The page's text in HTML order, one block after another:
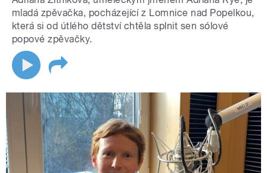
mladá zpěvačka, pocházející z Lomnice nad Popelkou,
která si od útlého dětství chtěla splnit sen sólové
popové zpěvačky.